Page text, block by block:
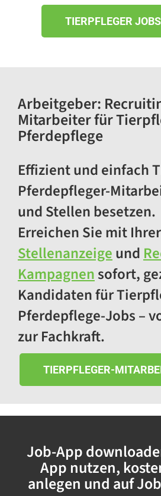
TIERPFLEGER
Arbeitgeber:
Mitarbeiter für
Pferdepflege
Effizient und einfach
Pferdepfleger-
und Stellen besetzen.
Erreichen Sie mit Ihrer
Stellenanzeigeund
Kampagnensofort,
Kandidaten für
Pferdepflege-Jobs –
zur Fachkraft.
TIERPFLEGER-
Job-App
App nutzen,
anlegen und auf